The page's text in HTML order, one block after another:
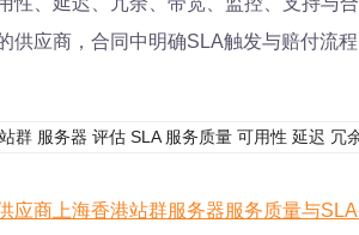
供应商，合同中明确SLA触发与赔付流
站群 服务器 评估 SLA 服务质量 可用性 延迟 冗
应商上海香港站群服务器服务质量与